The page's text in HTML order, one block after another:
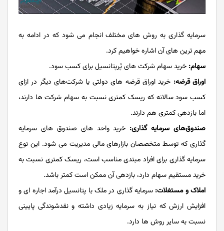
سرمایه گذاری به روش های مختلف انجام می شود که در ادامه به
مهم ترین های آن اشاره خواهیم کرد.
سهام: خرید سهام شرکت‌ های پُرپتانسیل برای کسب سود.
اوراق قرضه: خرید اوراق قرضه های دولتی یا شرکت‌های دیگر در ازای
کسب سود سالانه که ریسک کمتری نسبت به سهام شرکت ها دارند،
اما بازدهی کمتری هم دارند.
صندوق‌های سرمایه گذاری: خرید واحد های صندوق های سرمایه
گذاری که توسط متخصصان بازارهای مالی مدیریت می شود. این نوع
سرمایه گذاری برای افراد مبتدی مناسب است، ریسک کمتری نسبت به
خرید مستقیم سهام دارد، بازدهی آن ممکن است کمتر باشد.
املاک و مستغلات: سرمایه گذاری در ملک با پتانسیل درآمد اجاره‌ ای و
افزایش ارزش که نیاز به سرمایه زیادی داشته و نقدشوندگی پایینی
نسبت به سایر روش ها دارد.